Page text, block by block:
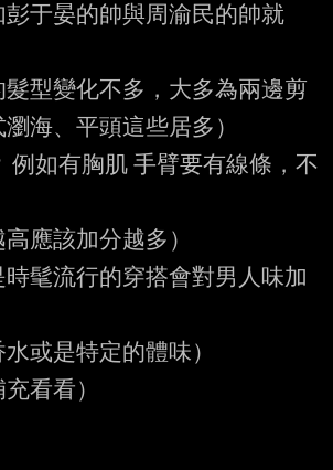
于晏的帥與周渝民的帥就
髮型變化不多，大多為兩邊剪
海、平頭這些居多）
例如有胸肌 手臂要有線條，不
應該加分越多）
髦流行的穿搭會對男人味加
或是特定的體味）
看看）